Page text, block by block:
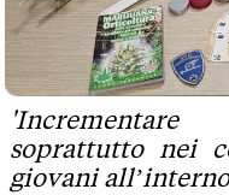
soprattutto nei
giovani